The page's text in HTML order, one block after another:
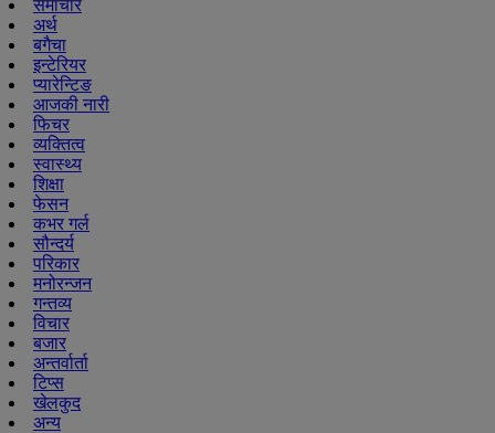
समाचार
अर्थ
बगैचा
इन्टेरियर
प्यारेन्टिङ
आजकी नारी
फिचर
व्यक्तित्व
स्वास्थ्य
शिक्षा
फेसन
कभर गर्ल
सौन्दर्य
परिकार
मनोरन्जन
गन्तव्य
विचार
बजार
अन्तर्वार्ता
टिप्स
खेलकुद
अन्य